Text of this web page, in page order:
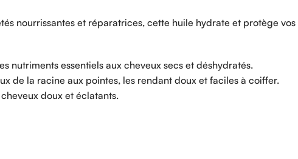
nourrissantes et réparatrices, cette huile hydrate et protège
nutriments essentiels aux cheveux secs et déshydratés.
de la racine aux pointes, les rendant doux et faciles à coiffer.
cheveux doux et éclatants.